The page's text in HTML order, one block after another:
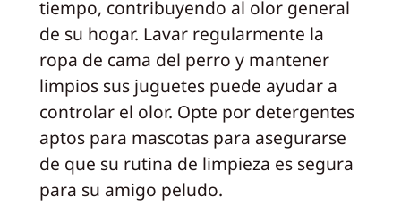
tiempo, contribuyendo al olor general
de su hogar. Lavar regularmente la
ropa de cama del perro y mantener
limpios sus juguetes puede ayudar a
controlar el olor. Opte por detergentes
aptos para mascotas para asegurarse
de que su rutina de limpieza es segura
para su amigo peludo.